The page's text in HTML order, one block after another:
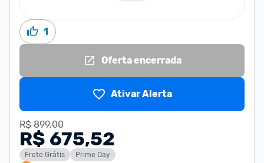
1
Oferta encerrada
Ativar Alerta
R$ 899,00
R$ 675,52
Frete Grátis Prime Day